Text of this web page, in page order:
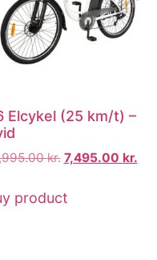
Elcykel (25 km/t) –
kr. 7,495.00 kr.
product